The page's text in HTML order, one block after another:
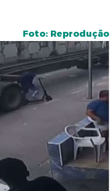
Foto: Reprodução